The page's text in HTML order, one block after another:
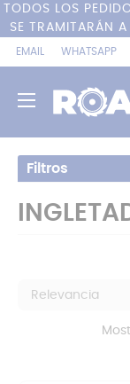
TODOS LOS
SE TRAMITARÁN
EMAIL WHATSAPP
Navegación
palanca
☰
Filtros
Relevancia